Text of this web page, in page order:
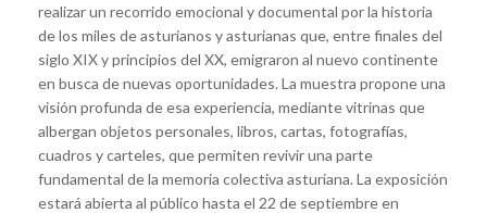
realizar un recorrido emocional y documental por la historia
de los miles de asturianos y asturianas que, entre finales del
siglo XIX y principios del XX, emigraron al nuevo continente
en busca de nuevas oportunidades. La muestra propone una
visión profunda de esa experiencia, mediante vitrinas que
albergan objetos personales, libros, cartas, fotografías,
cuadros y carteles, que permiten revivir una parte
fundamental de la memoria colectiva asturiana. La exposición
estará abierta al público hasta el 22 de septiembre en